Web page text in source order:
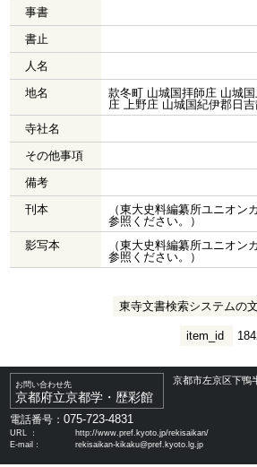
事書
書止
人名
地名
款冬町 山城国拝師庄 山城
庄 上野庄 山城国紀伊郡日吉
寺社名
その他事項
備考
刊本
（東大史料編纂所ユニオン
参照ください。）
影写本
（東大史料編纂所ユニオン
参照ください。）
東寺文書検索システムの
item_id
お問い合わせ先
京都府立京都学・歴彩館
京都市左京区下鴨
電話番号：075-723-4831
URL ：
http://www.pref.kyoto.jp/rekisaikan/
E-mail：
rekisaikan-kikaku@pref.kyoto.lg.jp